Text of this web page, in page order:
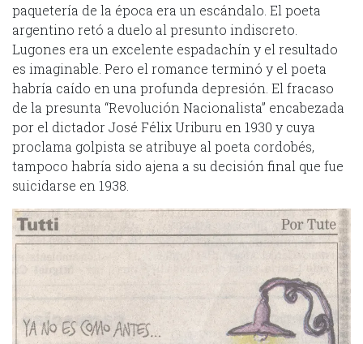
paquetería de la época era un escándalo. El poeta
argentino retó a duelo al presunto indiscreto.
Lugones era un excelente espadachín y el resultado
es imaginable. Pero el romance terminó y el poeta
habría caído en una profunda depresión. El fracaso
de la presunta “Revolución Nacionalista” encabezada
por el dictador José Félix Uriburu en 1930 y cuya
proclama golpista se atribuye al poeta cordobés,
tampoco habría sido ajena a su decisión final que fue
suicidarse en 1938.